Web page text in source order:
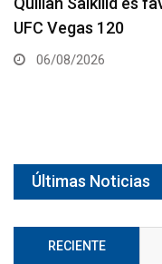
06/08/
Últimas Noticias
RECIENTE